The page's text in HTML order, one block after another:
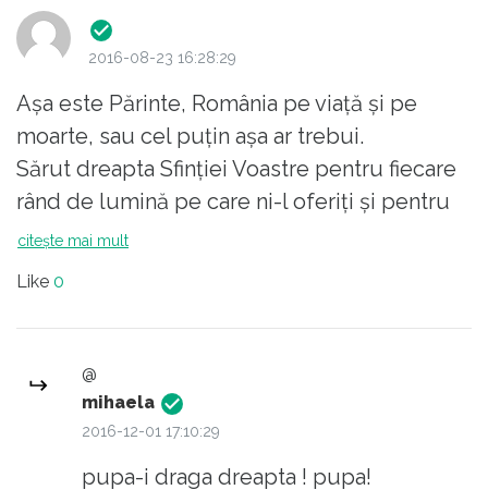
2016-08-23 16:28:29
Așa este Părinte, România pe viață și pe
moarte, sau cel puțin așa ar trebui.
Sărut dreapta Sfinției Voastre pentru fiecare
rând de lumină pe care ni-l oferiți și pentru
toate îndreptările de care ar trebui să ținem
citește mai mult
Like 0
@
mihaela
2016-12-01 17:10:29
pupa-i draga dreapta ! pupa!